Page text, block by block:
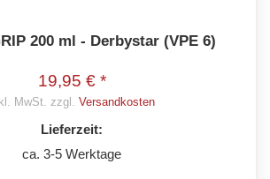
200 ml - Derbystar (VPE 6)
19,95 € *
MwSt. zzgl. Versandkosten
Lieferzeit:
ca. 3-5 Werktage